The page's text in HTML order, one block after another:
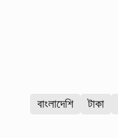
বাংলাদেশি টাকা